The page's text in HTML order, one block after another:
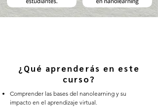
¿Qué aprenderás en este
curso?
Comprender las bases del nanolearning y su
impacto en el aprendizaje virtual.